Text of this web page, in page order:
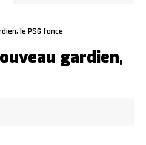
le PSG fonce
gardien,